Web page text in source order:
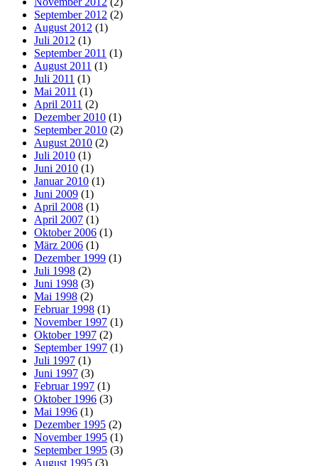
September 2012 (2)
August 2012 (1)
Juli 2012 (1)
September 2011 (1)
August 2011 (1)
Juli 2011 (1)
Mai 2011 (1)
April 2011 (2)
Dezember 2010 (1)
September 2010 (2)
August 2010 (2)
Juli 2010 (1)
Juni 2010 (1)
Januar 2010 (1)
Juni 2009 (1)
April 2008 (1)
April 2007 (1)
Oktober 2006 (1)
März 2006 (1)
Dezember 1999 (1)
Juli 1998 (2)
Juni 1998 (3)
Mai 1998 (2)
Februar 1998 (1)
November 1997 (1)
Oktober 1997 (2)
September 1997 (1)
Juli 1997 (1)
Juni 1997 (3)
Februar 1997 (1)
Oktober 1996 (3)
Mai 1996 (1)
Dezember 1995 (2)
November 1995 (1)
September 1995 (3)
August 1995 (3)